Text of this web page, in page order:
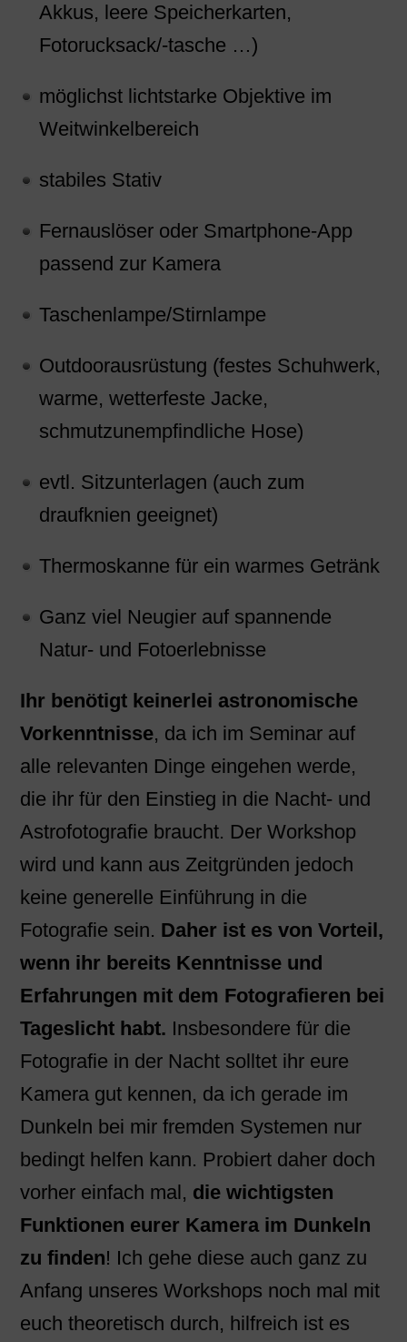
Akkus, leere Speicherkarten,
Fotorucksack/-tasche …)
möglichst lichtstarke Objektive im
Weitwinkelbereich
stabiles Stativ
Fernauslöser oder Smartphone-App
passend zur Kamera
Taschenlampe/Stirnlampe
Outdoorausrüstung (festes Schuhwerk,
warme, wetterfeste Jacke,
schmutzunempfindliche Hose)
evtl. Sitzunterlagen (auch zum
draufknien geeignet)
Thermoskanne für ein warmes Getränk
Ganz viel Neugier auf spannende
Natur- und Fotoerlebnisse
Ihr benötigt keinerlei astronomische
Vorkenntnisse, da ich im Seminar auf
alle relevanten Dinge eingehen werde,
die ihr für den Einstieg in die Nacht- und
Astrofotografie braucht. Der Workshop
wird und kann aus Zeitgründen jedoch
keine generelle Einführung in die
Fotografie sein. Daher ist es von Vorteil,
wenn ihr bereits Kenntnisse und
Erfahrungen mit dem Fotografieren bei
Tageslicht habt. Insbesondere für die
Fotografie in der Nacht solltet ihr eure
Kamera gut kennen, da ich gerade im
Dunkeln bei mir fremden Systemen nur
bedingt helfen kann. Probiert daher doch
vorher einfach mal, die wichtigsten
Funktionen eurer Kamera im Dunkeln
zu finden! Ich gehe diese auch ganz zu
Anfang unseres Workshops noch mal mit
euch theoretisch durch, hilfreich ist es